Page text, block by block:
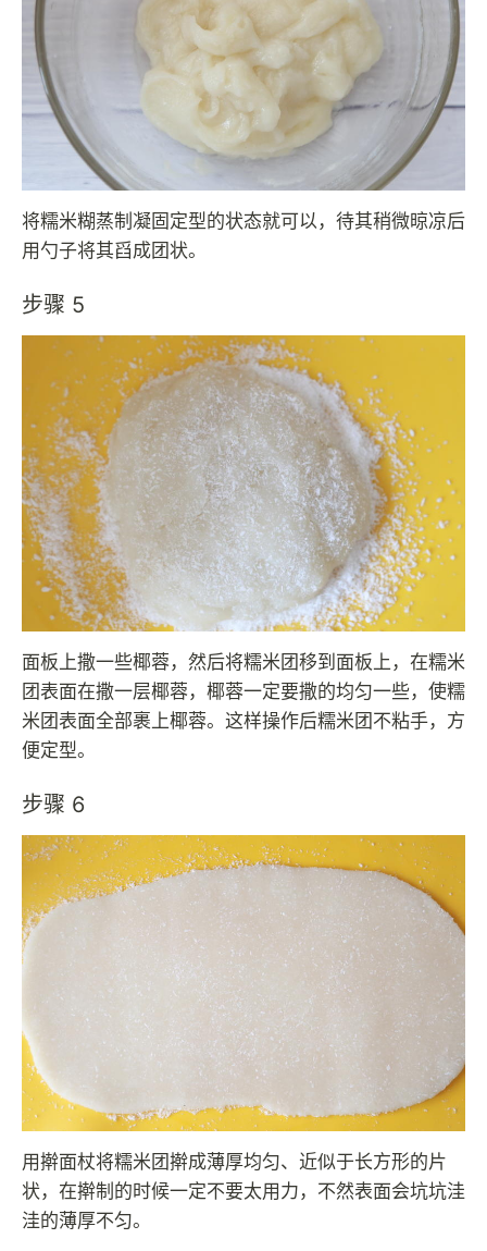
将糯米糊蒸制凝固定型的状态就可以，待其稍微晾凉后
用勺子将其舀成团状。
步骤 5
面板上撒一些椰蓉，然后将糯米团移到面板上，在糯米
团表面在撒一层椰蓉，椰蓉一定要撒的均匀一些，使糯
米团表面全部裹上椰蓉。这样操作后糯米团不粘手，方
便定型。
步骤 6
用擀面杖将糯米团擀成薄厚均匀、近似于长方形的片
状，在擀制的时候一定不要太用力，不然表面会坑坑洼
洼的薄厚不匀。